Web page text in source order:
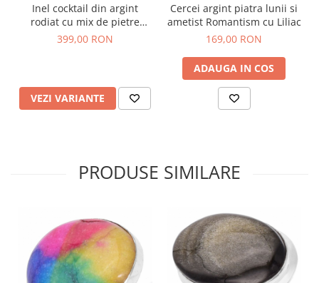
Inel cocktail din argint
rodiat cu mix de pietre
naturale
399,00 RON
VEZI VARIANTE
Cercei argint piatra lunii si
ametist Romantism cu Liliac
169,00 RON
ADAUGA IN COS
PRODUSE SIMILARE